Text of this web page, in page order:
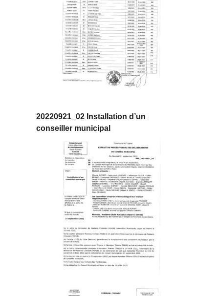
20220921_02 Installation d’un
conseiller municipal